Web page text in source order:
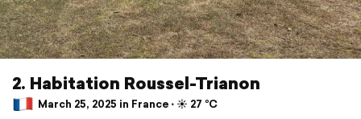
2. Habitation Roussel-Trianon
March 25, 2025 in France ⋅ ☀️ 27 °C